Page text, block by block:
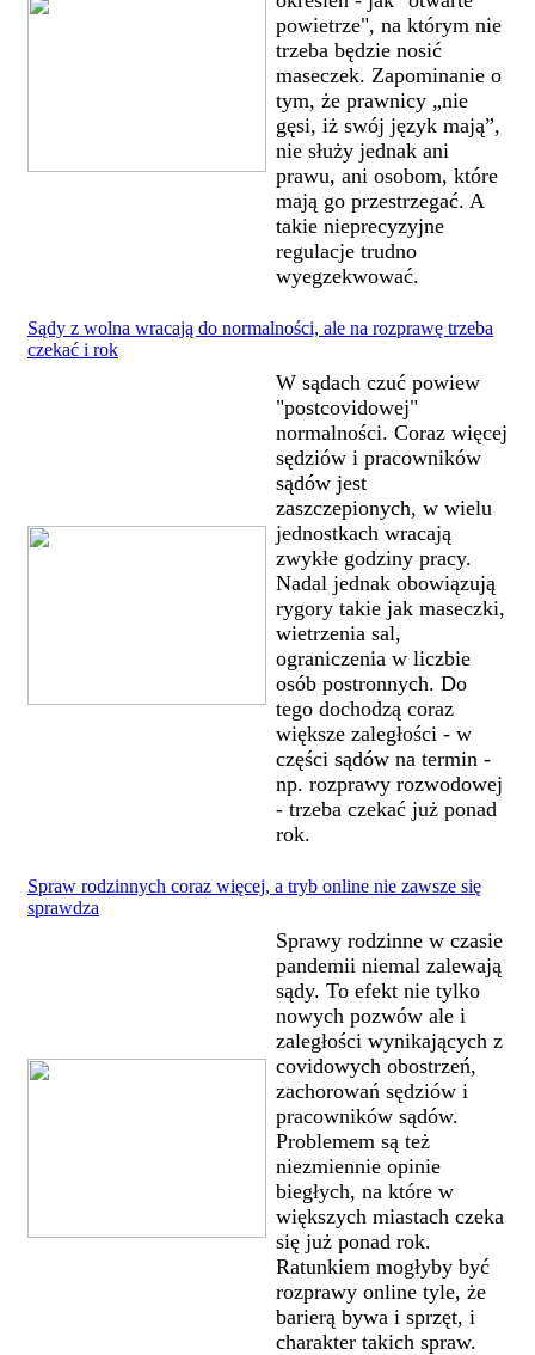
powietrze", na którym nie
trzeba będzie nosić
maseczek. Zapominanie o
tym, że prawnicy „nie
gęsi, iż swój język mają”,
nie służy jednak ani
prawu, ani osobom, które
mają go przestrzegać. A
takie nieprecyzyjne
regulacje trudno
wyegzekwować.
Sądy z wolna wracają do normalności, ale na rozprawę trzeba
czekać i rok
W sądach czuć powiew
"postcovidowej"
normalności. Coraz więcej
sędziów i pracowników
sądów jest
zaszczepionych, w wielu
jednostkach wracają
zwykłe godziny pracy.
Nadal jednak obowiązują
rygory takie jak maseczki,
wietrzenia sal,
ograniczenia w liczbie
osób postronnych. Do
tego dochodzą coraz
większe zaległości - w
części sądów na termin -
np. rozprawy rozwodowej
- trzeba czekać już ponad
rok.
Spraw rodzinnych coraz więcej, a tryb online nie zawsze się
sprawdza
Sprawy rodzinne w czasie
pandemii niemal zalewają
sądy. To efekt nie tylko
nowych pozwów ale i
zaległości wynikających z
covidowych obostrzeń,
zachorowań sędziów i
pracowników sądów.
Problemem są też
niezmiennie opinie
biegłych, na które w
większych miastach czeka
się już ponad rok.
Ratunkiem mogłyby być
rozprawy online tyle, że
barierą bywa i sprzęt, i
charakter takich spraw.